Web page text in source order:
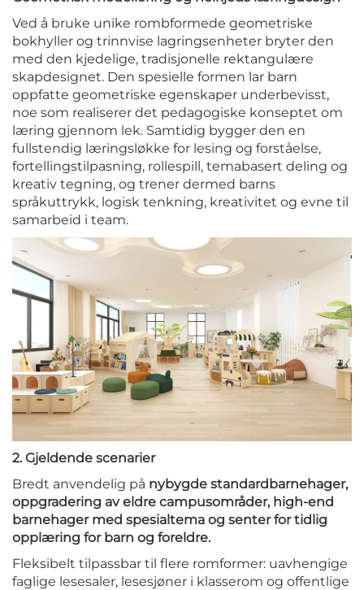
Ved å bruke unike rombformede geometriske
bokhyller og trinnvise lagringsenheter bryter den
med den kjedelige, tradisjonelle rektangulære
skapdesignet. Den spesielle formen lar barn
oppfatte geometriske egenskaper underbevisst,
noe som realiserer det pedagogiske konseptet om
læring gjennom lek. Samtidig bygger den en
fullstendig læringsløkke for lesing og forståelse,
fortellingstilpasning, rollespill, temabasert deling og
kreativ tegning, og trener dermed barns
språkuttrykk, logisk tenkning, kreativitet og evne til
samarbeid i team.
2. Gjeldende scenarier
Bredt anvendelig på nybygde standardbarnehager,
oppgradering av eldre campusområder, high-end
barnehager med spesialtema og senter for tidlig
opplæring for barn og foreldre.
Fleksibelt tilpassbar til flere romformer: uavhengige
faglige lesesaler, lesesjøner i klasserom og offentlige